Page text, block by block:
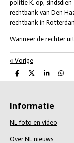
politie K. op,
rechtbank van Den
rechtbank in
Wanneer de rechter
« Vorige
D
e
n
D
e
S
h
e
D
e
Informatie
NL foto en video
Over NL nieuws